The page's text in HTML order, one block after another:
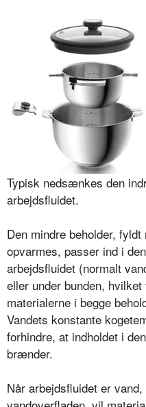
Typisk nedsænkes den
arbejdsfluidet.
Den mindre beholder,
opvarmes, passer ind i
arbejdsfluidet (normalt
eller under bunden,
materialerne i begge
Vandets konstante
forhindre, at indholdet i
brænder.
Når arbejdsfluidet er